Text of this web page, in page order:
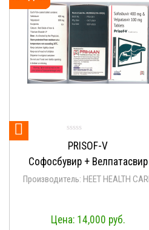
SOVIHET-V
Софосбувир +
Производитель: HEET
14,000
